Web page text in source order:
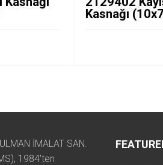
Kasnağı
İMALAT SAN.
1984'ten